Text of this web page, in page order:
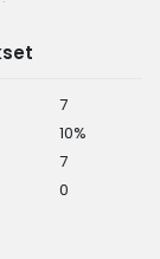
7
10%
7
0